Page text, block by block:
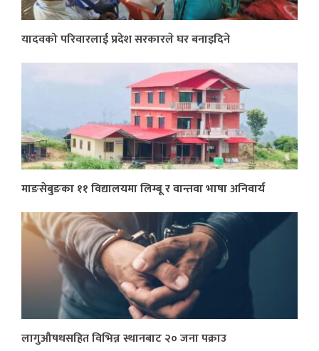
यादवको परिवारलाई प्रदेश सरकारले घर बनाइदिने
माङसेबुङका ११ विद्यालयमा लिम्बू र वान्तवा भाषा अनिवार्य
लागुऔषधसहित विभिन्न स्थानबाट २० जना पक्राउ